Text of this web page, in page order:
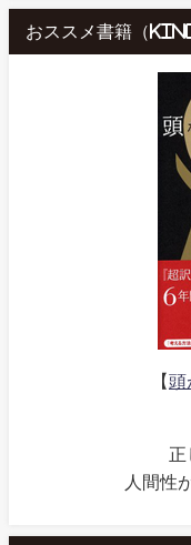
おススメ書籍（
【頭
正
人間性